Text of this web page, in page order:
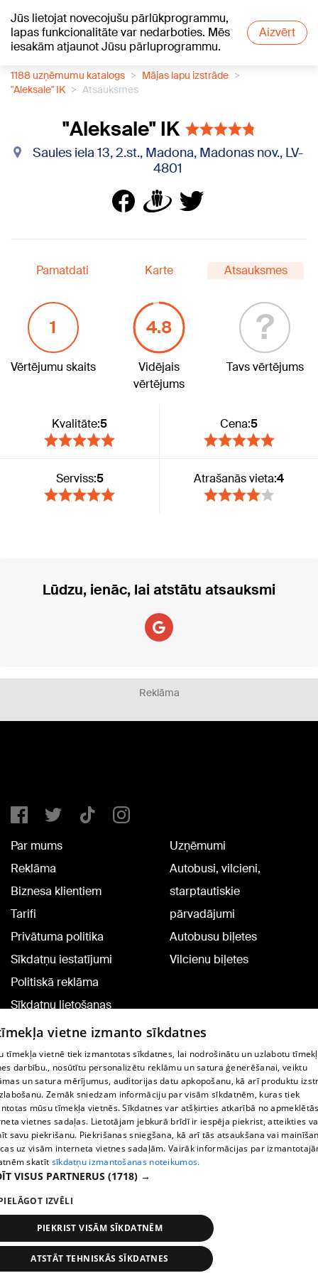
Jūs lietojat novecojušu pārlūkprogrammu,
lapas funkcionalitāte var nedarboties. Mēs
iesakām atjaunot Jūsu pārluprogrammu.
Aizvērt
+26°C
1188 uzņēmumu katalogs
Mājas lapu izstrāde
"Aleksale" IK
Atsauksmes
"Aleksale" IK
Saules iela 13, 2.st., Madona, Madonas nov., LV-
4801
Pamatdati Karte Atsauksmes
1
Vērtējumu skaits
4.8
Vidējais
vērtējums
?
Tavs vērtējums
Kvalitāte:5 Cena:5
Serviss:5 Atrašanās vieta:4
Lūdzu, ienāc, lai atstātu atsauksmi
Reklāma
Par mums
Reklāma
Biznesa klientiem
Tarifi
Privātuma politika
Sīkdatņu iestatījumi
Politiskā reklāma
Sīkdatņu lietošanas
noteikumi
Komentāru pievienošana
Uzņēmumi
Autobusi, vilcieni,
starptautiskie
pārvadājumi
Autobusu biļetes
Vilcienu biļetes
TV programma
Līguma noteikumi
360 Ziņu kontakti
Helio Media
Portāla palīdzības dienests: e-pasts -
All rights reserved.
vietne izmanto sīkdatnes
tīmekļa vietnē tiek izmantotas sīkdatnes, lai nodrošinātu un uzlabotu
darbību., nosūtītu personalizētu reklāmu un satura ģenerēšanai, veiktu
un satura mērījumus, auditorijas datu apkopošanu, kā arī produktu
Zemāk sniedzam informāciju par visām sīkdatnēm, kuras tiek
mūsu tīmekļa vietnēs. Sīkdatnes var atšķirties atkarībā no
vietnes sadaļas. Lietotājam jebkurā brīdī ir iespēja piekrist, atteikties
savu piekrišanu. Piekrišanas sniegšana, kā arī tās atsaukšana vai
uz visām interneta vietnes sadaļām. Vairāk informācijas par
skatīt sīkdatņu izmantošanas noteikumos.
VISUS PARTNERUS (1718) →
IZVĒLI
PIEKRIST VISĀM SĪKDATNĒM
ATSTĀT TEHNISKĀS SĪKDATNES